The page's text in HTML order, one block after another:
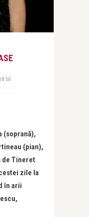
(soprană),
(pian),
de Tineret
zile la
în arii